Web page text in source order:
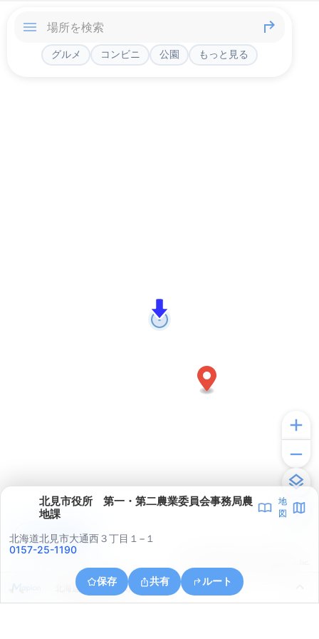
グルメ コンビニ 公園 もっと見る
北見市役所 第一・第二農業委員会事務局農
地課
地
図
北海道北見市大通西３丁目１−１
0157-25-1190
保存 共有 ルート
北海道北見市清見町
アプリで見る